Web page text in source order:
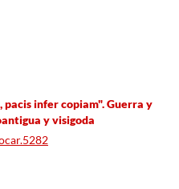
infer copiam". Guerra y
y visigoda